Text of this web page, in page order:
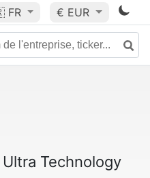
FR € EUR
Technology